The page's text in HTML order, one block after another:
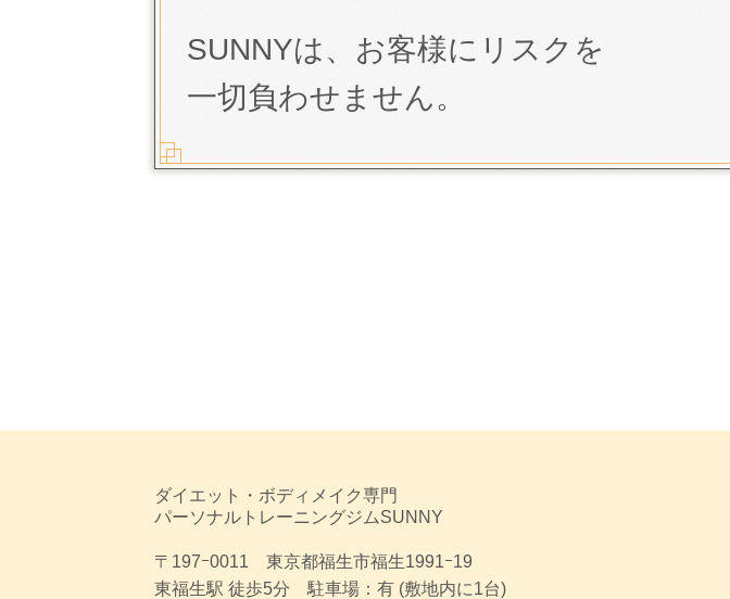
SUNNYは、お客様にリスクを
一切負わせません。
ダイエット・ボディメイク専門
パーソナルトレーニングジムSUNNY
〒197ｰ0011 東京都福生市福生1991ｰ19
東福生駅 徒歩5分 駐車場：有 (敷地内に1台)